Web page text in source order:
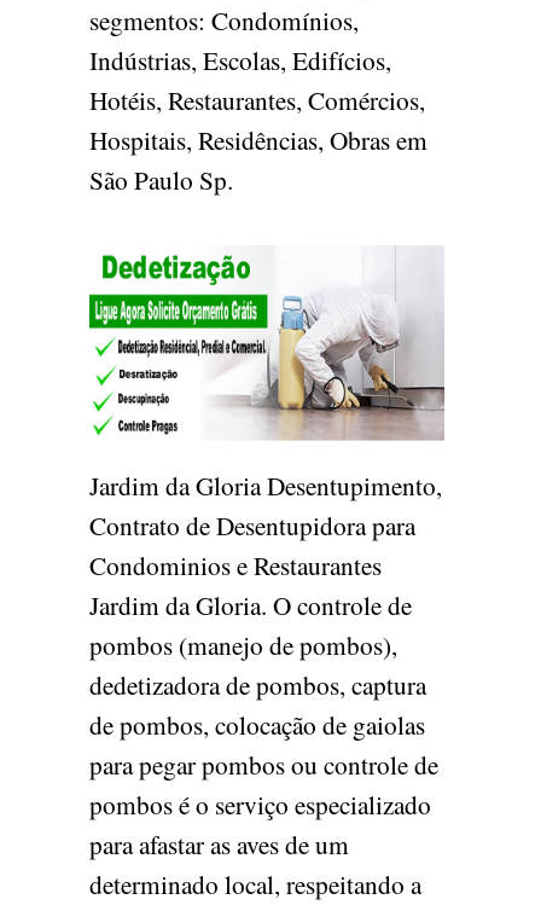
segmentos: Condomínios,
Indústrias, Escolas, Edifícios,
Hotéis, Restaurantes, Comércios,
Hospitais, Residências, Obras em
São Paulo Sp.
Jardim da Gloria Desentupimento,
Contrato de Desentupidora para
Condominios e Restaurantes
Jardim da Gloria. O controle de
pombos (manejo de pombos),
dedetizadora de pombos, captura
de pombos, colocação de gaiolas
para pegar pombos ou controle de
pombos é o serviço especializado
para afastar as aves de um
determinado local, respeitando a